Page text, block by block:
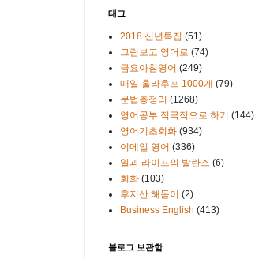
태그
2018 신년특집 (51)
그림보고 영어로 (74)
금요아침영어 (249)
매일 훌라후프 1000개 (79)
문법총정리 (1268)
영어공부 적극적으로 하기 (144)
영어기초회화 (934)
이메일 영어 (336)
일과 라이프의 발란스 (6)
회화 (103)
후지산 해돋이 (2)
Business English (413)
블로그 보관함